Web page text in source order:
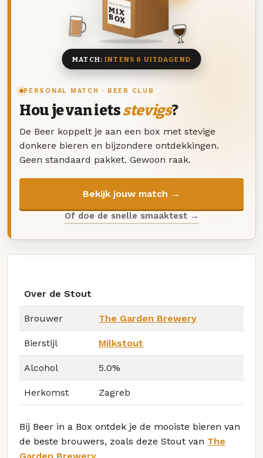
PERSONAL MATCH · BEER CLUB
Hou je van ietsstevigs?
De Beer koppelt je aan een box met stevige
donkere bieren en bijzondere ontdekkingen.
Geen standaard pakket. Gewoon raak.
Bekijk jouw match →
Of doe de snelle smaaktest →
DEZE MAAND
MIX
BOX
8 BIEREN
MATCH:INTENS & UITDAGEND
Over de Stout
Brouwer The Garden Brewery
Bierstijl Milkstout
Alcohol 5.0%
Herkomst Zagreb
Bij Beer in a Box ontdek je de mooiste bieren van
de beste brouwers, zoals deze Stout van The